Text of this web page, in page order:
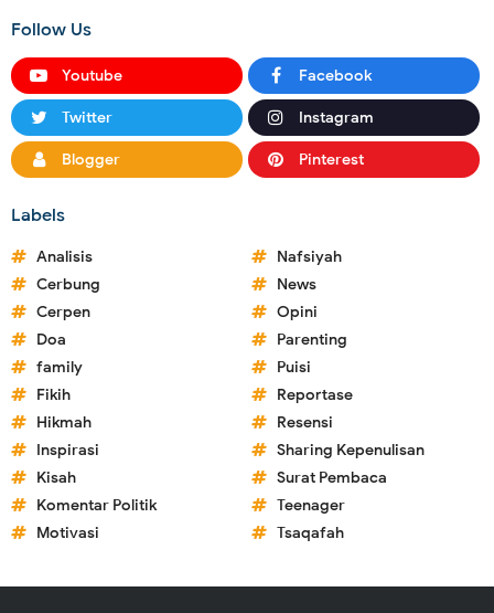
Follow Us
Youtube Facebook
Twitter Instagram
Blogger Pinterest
Labels
Analisis
Cerbung
Cerpen
Doa
family
Fikih
Hikmah
Inspirasi
Kisah
Komentar Politik
Motivasi
Nafsiyah
News
Opini
Parenting
Puisi
Reportase
Resensi
Sharing Kepenulisan
Surat Pembaca
Teenager
Tsaqafah